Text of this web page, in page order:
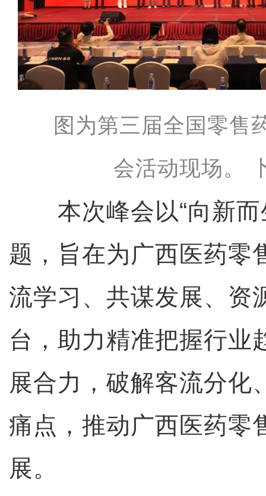
图为第三届全国零售
会活动现场。
本次峰会以“向新而
题，旨在为广西医药零
流学习、共谋发展、资
台，助力精准把握行业
展合力，破解客流分化
痛点，推动广西医药零
展。